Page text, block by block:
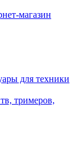
магазин
для техники
тримеров,